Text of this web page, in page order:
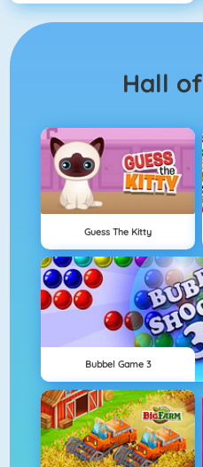
Hall of
Guess The Kitty
Bubbel Game 3